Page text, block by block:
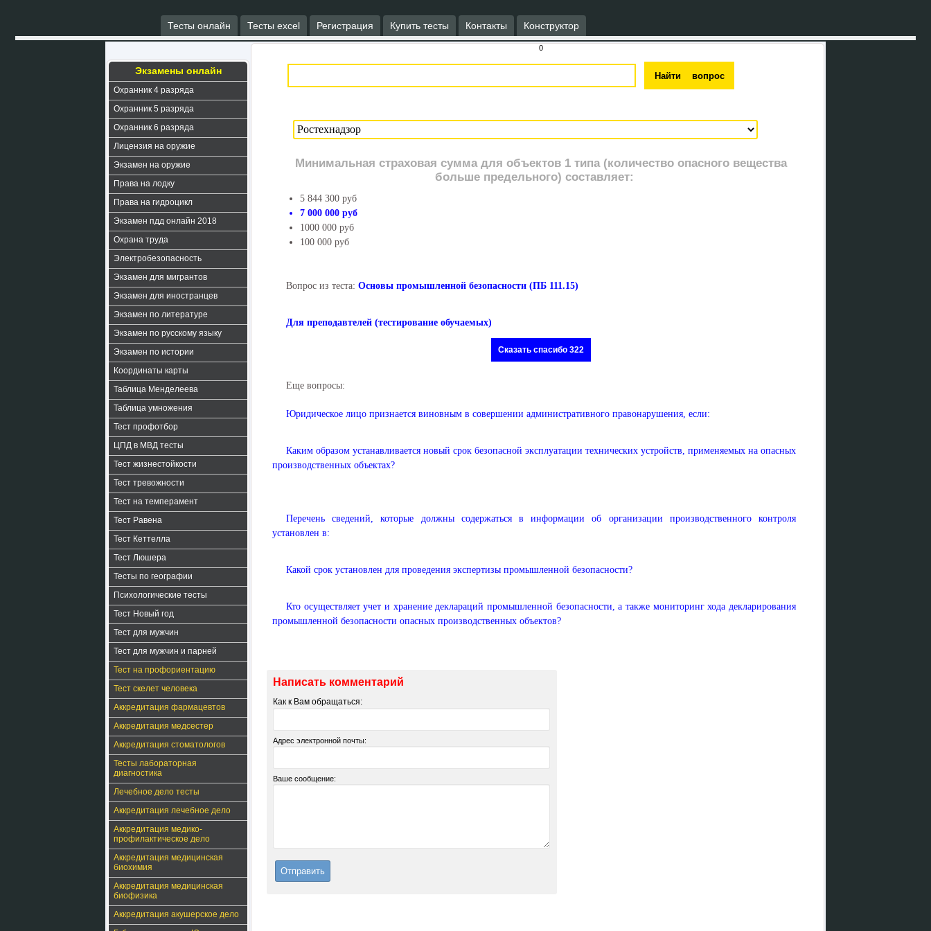
Тесты онлайн Тесты excel Регистрация Купить тесты Контакты Конструктор
Экзамены онлайн
Охранник 4 разряда
Охранник 5 разряда
Охранник 6 разряда
Лицензия на оружие
Экзамен на оружие
Права на лодку
Права на гидроцикл
Экзамен пдд онлайн 2018
Охрана труда
Электробезопасность
Экзамен для мигрантов
Экзамен для иностранцев
Экзамен по литературе
Экзамен по русскому языку
Экзамен по истории
Координаты карты
Таблица Менделеева
Таблица умножения
Тест профотбор
ЦПД в МВД тесты
Тест жизнестойкости
Тест тревожности
Тест на темперамент
Тест Равена
Тест Кеттелла
Тест Люшера
Тесты по географии
Психологические тесты
Тест Новый год
Тест для мужчин
Тест для мужчин и парней
Тест на профориентацию
Тест скелет человека
Аккредитация фармацевтов
Аккредитация медсестер
Аккредитация стоматологов
Тесты лабораторная
диагностика
Лечебное дело тесты
Аккредитация лечебное дело
Аккредитация медико-
профилактическое дело
Аккредитация медицинская
биохимия
Аккредитация медицинская
биофизика
Аккредитация акушерское дело
0
Минимальная страховая сумма для объектов 1 типа (количество опасного вещества
больше предельного) составляет:
5 844 300 руб
7 000 000 руб
1000 000 руб
100 000 руб
Вопрос из теста: Основы промышленной безопасности (ПБ 111.15)
Для преподавтелей (тестирование обучаемых)
Сказать спасибо 322
Еще вопросы:
Юридическое лицо признается виновным в совершении административного правонарушения, если:
Каким образом устанавливается новый срок безопасной эксплуатации технических устройств, применяемых на опасных
производственных объектах?
Перечень сведений, которые должны содержаться в информации об организации производственного контроля
установлен в:
Какой срок установлен для проведения экспертизы промышленной безопасности?
Кто осуществляет учет и хранение деклараций промышленной безопасности, а также мониторинг хода декларирования
промышленной безопасности опасных производственных объектов?
Написать комментарий
Как к Вам обращаться:
Адрес электронной почты:
Ваше сообщение: